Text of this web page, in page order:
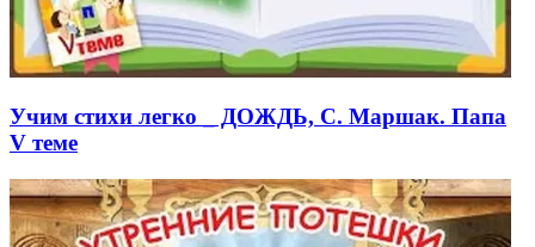
Учим стихи легко _ ДОЖДЬ, С. Маршак. Папа
V теме